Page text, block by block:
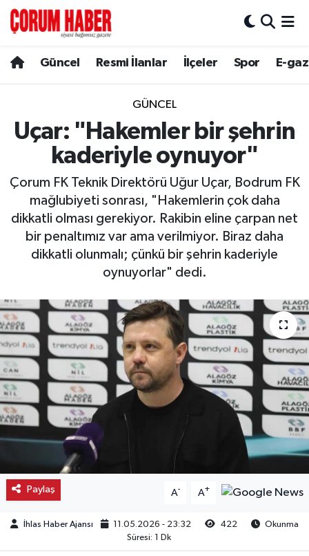
Güncel Resmi İlanlar İlçeler Spor E-
GÜNCEL
Uçar: "Hakemler bir şehrin
kaderiyle oynuyor"
Çorum FK Teknik Direktörü Uğur Uçar, Bodrum FK
mağlubiyeti sonrası, "Hakemlerin çok daha
dikkatli olması gerekiyor. Rakibin eline çarpan net
bir penaltımız var ama verilmiyor. Biraz daha
dikkatli olunmalı; çünkü bir şehrin kaderiyle
oynuyorlar" dedi.
Paylaş A- A+
İhlas Haber Ajansı 11.05.2026 - 23:32 422
Okunma
Süresi: 1 Dk
Spor
Resmi İlanlar
Alaca
Bayat
Boğazkale
İskilip
Kargı
Laçin
Mecitözü
Oğuzlar
Ortaköy
Hava Durumu
Çorum Namaz Vakitleri
Trafik Durumu
Süper Lig Puan Durumu ve Fikstür
Tüm Manşetler
Son Dakika Haberleri
Haber Arşivi